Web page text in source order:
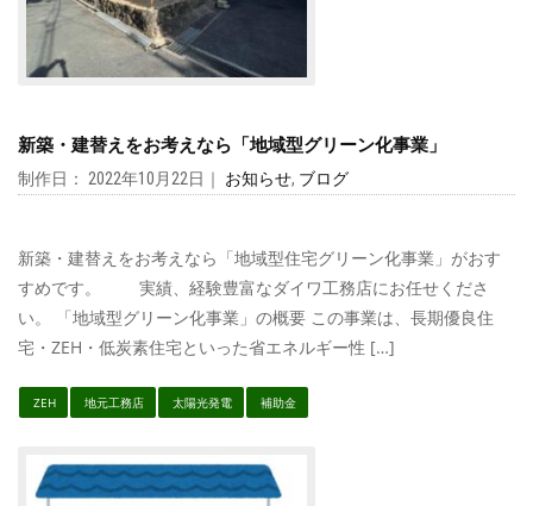
新築・建替えをお考えなら「地域型グリーン化事業」
制作日： 2022年10月22日｜ お知らせ, ブログ
新築・建替えをお考えなら「地域型住宅グリーン化事業」がおす
すめです。 実績、経験豊富なダイワ工務店にお任せくださ
い。 「地域型グリーン化事業」の概要 この事業は、長期優良住
宅・ZEH・低炭素住宅といった省エネルギー性 […]
ZEH 地元工務店 太陽光発電 補助金